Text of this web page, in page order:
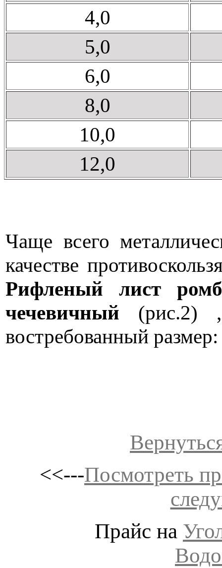
4,0
5,0
6,0
8,0
10,0
12,0
Чаще всего
качестве
Рифленый лист
чечевичный (рис.2)
востребованный
<<---Посмотреть
Прайс на